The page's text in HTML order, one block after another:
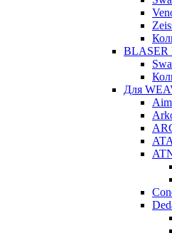
BLASER
Для